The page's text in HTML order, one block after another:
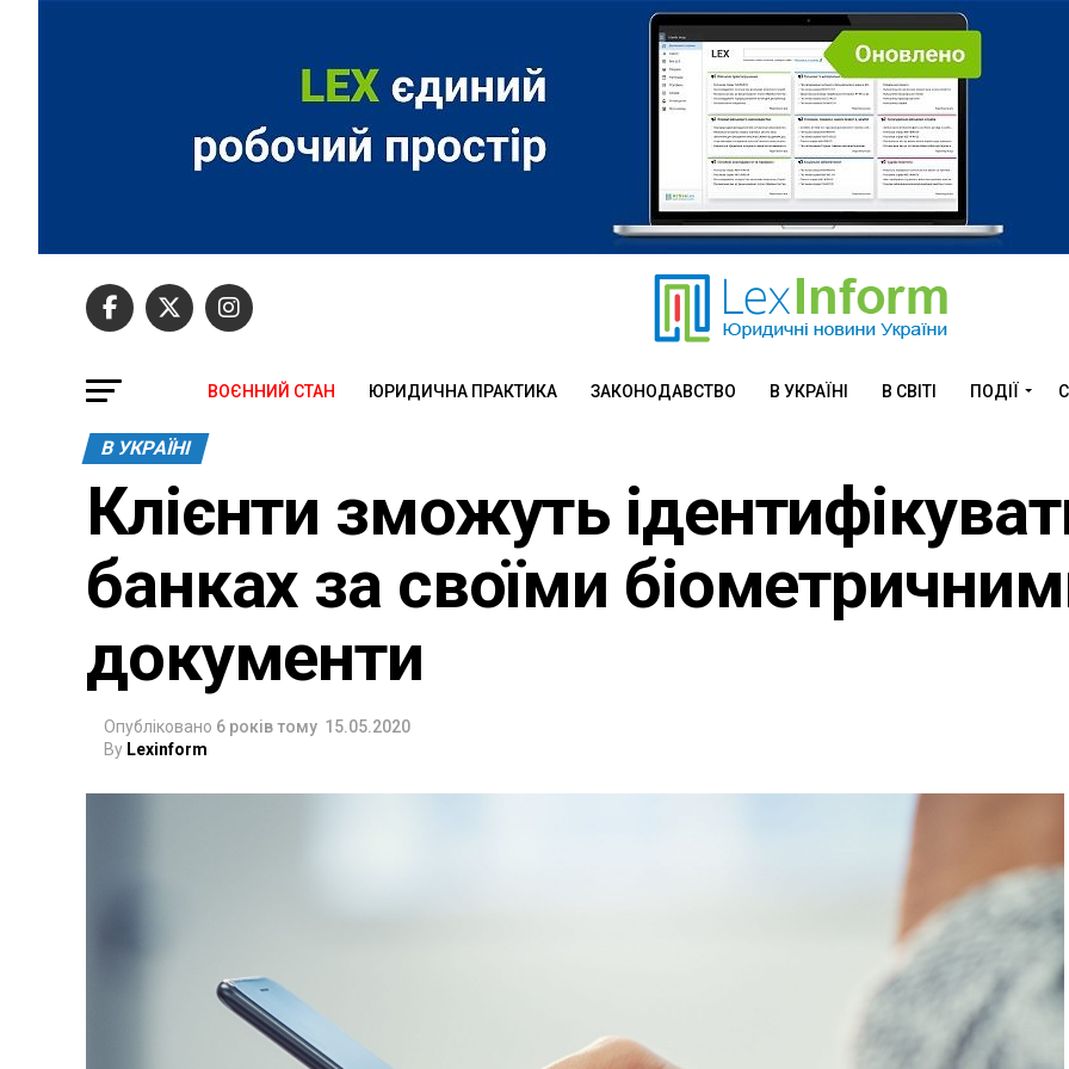
ВОЄННИЙ СТАН ЮРИДИЧНА ПРАКТИКА ЗАКОНОДАВСТВО В УКРАЇНІ В СВІТІ ПОДІЇ
В УКРАЇНІ
Клієнти зможуть
банках за своїми
документи
Опубліковано 6 років тому 15.05.2020
By Lexinform